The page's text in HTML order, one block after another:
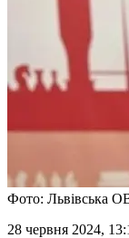
Фото: Львівська
28 червня 2024,